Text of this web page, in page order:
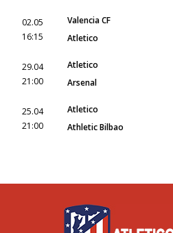
02.05
16:15
Valencia CF
Atletico
29.04
21:00
Atletico
Arsenal
25.04
21:00
Atletico
Athletic Bilbao